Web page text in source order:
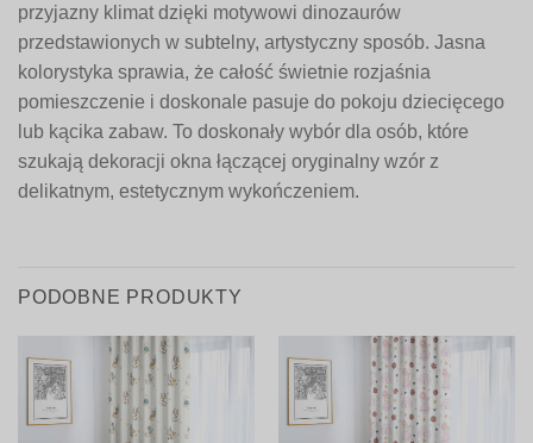
przyjazny klimat dzięki motywowi dinozaurów
przedstawionych w subtelny, artystyczny sposób. Jasna
kolorystyka sprawia, że całość świetnie rozjaśnia
pomieszczenie i doskonale pasuje do pokoju dziecięcego
lub kącika zabaw. To doskonały wybór dla osób, które
szukają dekoracji okna łączącej oryginalny wzór z
delikatnym, estetycznym wykończeniem.
PODOBNE PRODUKTY